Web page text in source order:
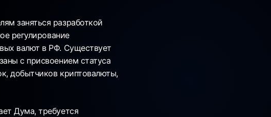
заняться разработкой
регулирование
валют в РФ. Существует
с присвоением статуса
добытчиков криптовалюты,
Дума, требуется